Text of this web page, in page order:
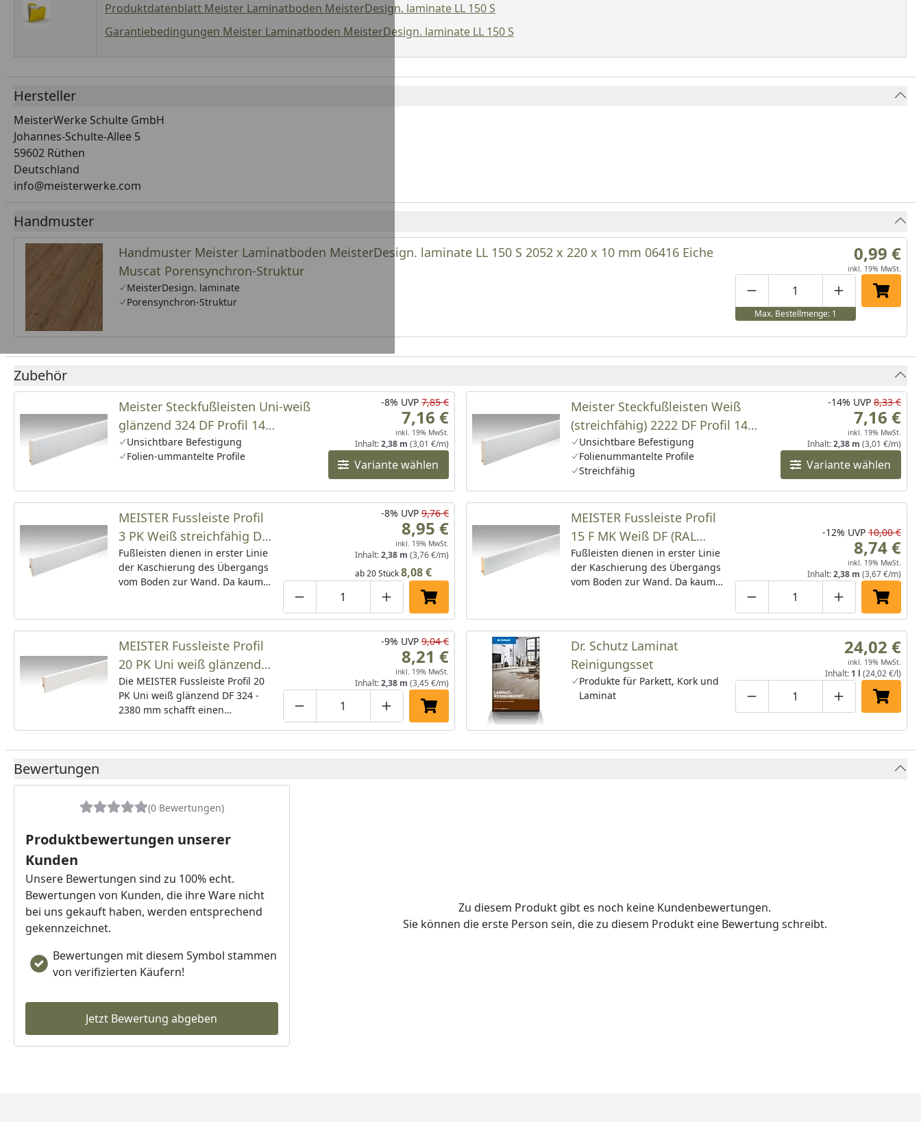
Produktdatenblatt Meister Laminatboden MeisterDesign. laminate LL 150 S
Garantiebedingungen Meister Laminatboden MeisterDesign. laminate LL 150 S
Hersteller
MeisterWerke Schulte GmbH
Johannes-Schulte-Allee 5
59602 Rüthen
Deutschland
info@meisterwerke.com
Handmuster
Handmuster Meister Laminatboden MeisterDesign. laminate LL 150 S 2052 x 220 x 10 mm 06416 Eiche
Muscat Porensynchron-Struktur
MeisterDesign. laminate
Porensynchron-Struktur
Produktmenge um eins
Produktmenge manuell
Produktmenge
Max. Bestellmenge: 1
In den
0,99 €
inkl. 19% MwSt.
Zubehör
Meister Steckfußleisten Uni-weiß
glänzend 324 DF Profil 14
MK/15MK/16MK
Unsichtbare Befestigung
Folien-ummantelte Profile
Variante wählen
-8% UVP 7,85 €
7,16 €
inkl. 19% MwSt.
Inhalt:2,38 m (3,01 €/m)
Meister Steckfußleisten Weiß
(streichfähig) 2222 DF Profil 14
MK/15MK/16MK_NEUE Länge
Unsichtbare Befestigung
Folienummantelte Profile
Streichfähig
Variante wählen
-14% UVP 8,33 €
7,16 €
inkl. 19% MwSt.
Inhalt:2,38 m (3,01 €/m)
MEISTER Fussleiste Profil
3 PK Weiß streichfähig DF
2222 - 2380 mm
Fußleisten dienen in erster Linie
der Kaschierung des Übergangs
vom Boden zur Wand. Da kaum
entsteht, sind die Leisten in
beinahe jedem Raum zu finden.
Ob klassisch weiß, natürliche
Holz-Optik oder bunt bemalt –
richtig kombiniert, sorgen sie für
spannende Akzente.
Produktmenge um eins verringern
Produktmenge manuell eingeben
Produktmenge um eins erhöhen
In den Einkaufswagen legen
-8% UVP 9,76 €
8,95 €
inkl. 19% MwSt.
Inhalt:2,38 m (3,76 €/m)
ab 20 Stück8,08 €
MEISTER Fussleiste Profil
15 F MK Weiß DF (RAL
9016) 2266 - 2380 mm
Fußleisten dienen in erster Linie
der Kaschierung des Übergangs
vom Boden zur Wand. Da kaum
entsteht, sind die Leisten in
beinahe jedem Raum zu finden.
Ob klassisch weiß, natürliche
Holz-Optik oder bunt bemalt –
richtig kombiniert, sorgen sie für
Produktmenge um eins
Produktmenge manuell
Produktmenge
In den
-12% UVP 10,00 €
8,74 €
inkl. 19% MwSt.
Inhalt:2,38 m (3,67 €/m)
MEISTER Fussleiste Profil
20 PK Uni weiß glänzend
DF 324 - 2380 mm
Die MEISTER Fussleiste Profil 20
PK Uni weiß glänzend DF 324 -
2380 mm schafft einen
zuverlässigen Schutz vor
Bodenarten geeignet, sorgt sie
eleganten
2380 x 60 x 16 mm
Produktmenge um eins verringern
Produktmenge manuell eingeben
Produktmenge um eins erhöhen
In den Einkaufswagen legen
-9% UVP 9,04 €
8,21 €
inkl. 19% MwSt.
Inhalt:2,38 m (3,45 €/m)
Dr. Schutz Laminat
Reinigungsset
Produkte für Parkett, Kork und
Laminat
Produktmenge um eins
Produktmenge manuell
Produktmenge
In den
24,02 €
inkl. 19% MwSt.
Inhalt: 1 l (24,02 €/l)
Bewertungen
(0 Bewertungen)
Produktbewertungen unserer
Kunden
Unsere Bewertungen sind zu 100% echt.
Bewertungen von Kunden, die ihre Ware nicht
bei uns gekauft haben, werden entsprechend
gekennzeichnet.
Bewertungen mit diesem Symbol stammen
von verifizierten Käufern!
Jetzt Bewertung abgeben
Zu diesem Produkt gibt es noch keine Kundenbewertungen.
Sie können die erste Person sein, die zu diesem Produkt eine Bewertung schreibt.